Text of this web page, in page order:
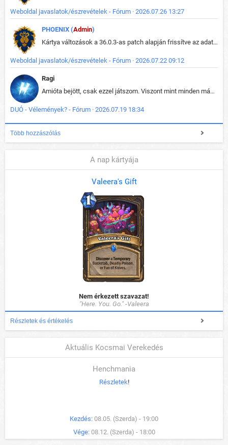
Weboldal javaslatok/észrevételek - Fórum · 2026.07.26 13:27
PHOENIX (Admin)
Kártya változások a 36.0.3-as patch alapján frissítve az adatbázisban (képek is cserélve).
Weboldal javaslatok/észrevételek - Fórum · 2026.07.22 09:12
Ragi
Amióta bejött, csak ezzel játszom. Viszont mint minden más - akár az alapjáték is, ez is baromira összetett lett. Néha már pár kör után is esélytelen az egész. Vagy irreállisan túltápol valaki, vagy lelép a partner, vagy csak hülye mint a segg. És amikor eljönne az én időm, na akkor jön el mindenki másé is. Engem jobban érdekelne, hogy ki milyen ratingen szokott játszani. Na ez lenne egy érdekes adat.
DUÓ - Vélemények? - Fórum · 2026.07.19 18:34
Több hozzászólás
A nap kártyája
Valeera's Gift
Nem érkezett szavazat!
"Here. You. Go." -Valeera
Részletek és értékelés
Aktuális Kocsmai Verekedés
Henchmania
Részletek!
Kezdés: 08.05. (Szerda) - 19:00
Vége: 08.12. (Szerda) - 18:00